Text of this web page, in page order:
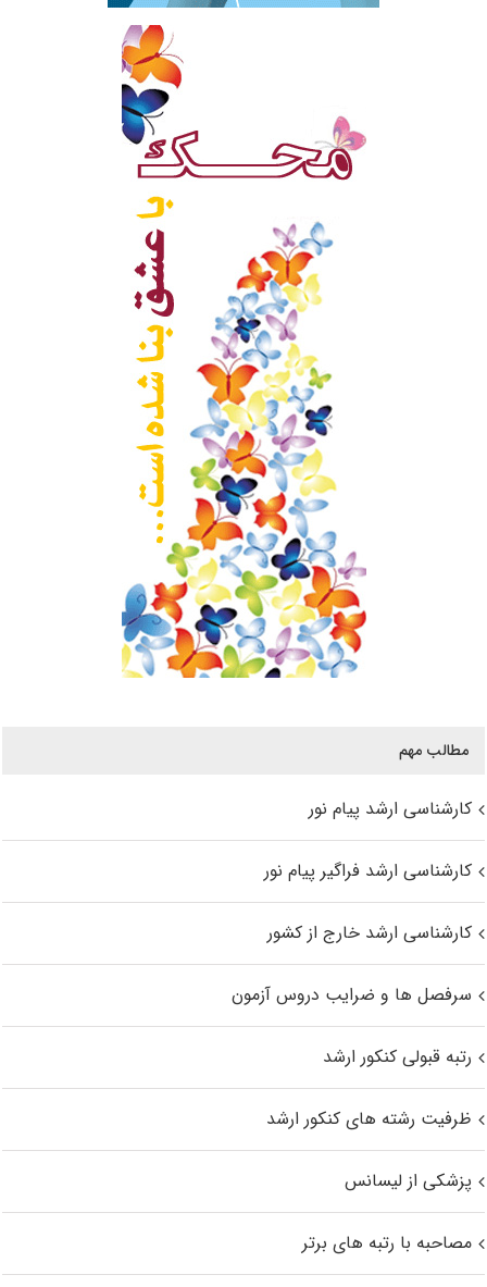
مطالب مهم
کارشناسی ارشد پیام نور
کارشناسی ارشد فراگیر پیام نور
کارشناسی ارشد خارج از کشور
سرفصل ها و ضرایب دروس آزمون
رتبه قبولی کنکور ارشد
ظرفیت رشته های کنکور ارشد
پزشکی از لیسانس
مصاحبه با رتبه های برتر